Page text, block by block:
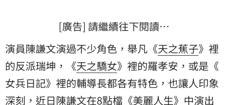
[廣告] 請繼續往下閱讀…
演員陳謙文演過不少角色，舉凡《天之蕉子》裡
的反派瑞坤，《天之驕女》裡的羅孝安，或是《
女兵日記》裡的輔導長都各有特色，也讓人印象
深刻，近日陳謙文在8點檔《美麗人生》中演出